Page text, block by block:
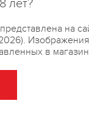
лет?
на
в